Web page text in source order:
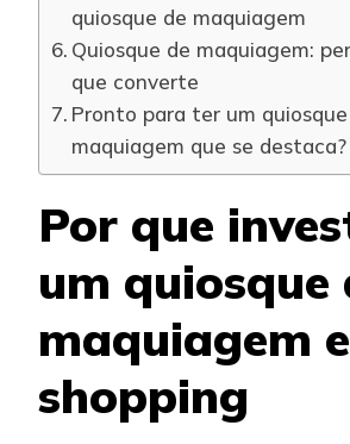
quiosque de maquiagem
Quiosque de maquiagem:
que converte
Pronto para ter um
maquiagem que se destaca?
Por que
um quiosque
maquiagem
shopping